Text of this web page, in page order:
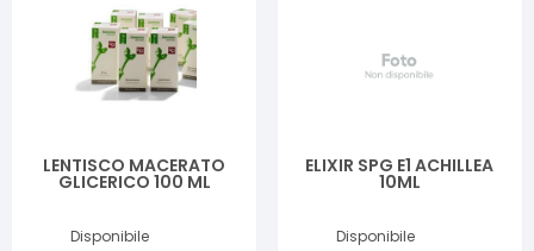
LENTISCO MACERATO
GLICERICO 100 ML
Disponibile
ELIXIR SPG E1 ACHILLEA
10ML
Disponibile